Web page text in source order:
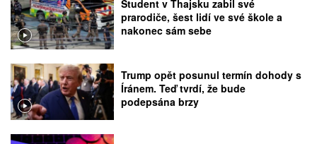
Student v Thajsku zabil své
prarodiče, šest lidí ve své škole a
nakonec sám sebe
Trump opět posunul termín dohody s
Íránem. Teď tvrdí, že bude
podepsána brzy